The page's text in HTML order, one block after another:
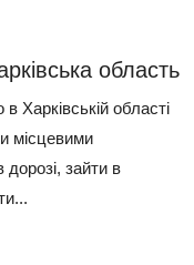
область
Харківській області
місцевими
зайти в